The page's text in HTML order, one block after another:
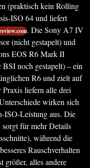
(praktisch kein Rolling
ISO 64 und liefert
. Die Sony A7 IV
(nicht gestapelt) und
EOS R6 Mark II
BSI noch gestapelt) – ein
R6 und zielt auf
liefern alle drei
wirken sich
ISO-Leistung aus. Die
für mehr Details
während die
Rauschverhalten
alles andere